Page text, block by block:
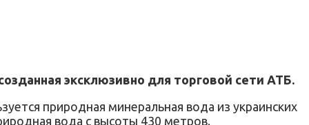
эксклюзивно для торговой сети АТБ.
природная минеральная вода из украинских
вода с высоты 430 метров.